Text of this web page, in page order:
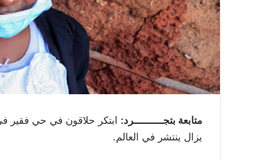
متابعة بتجــــــــــرد: ابتكر حلاقون في حي فقير
يزال ينتشر في العالم.